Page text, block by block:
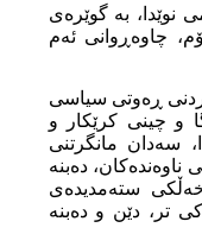
نوێدا، بە گوێرەی
چاوەڕوانی ئەم
ڕەوتی سیاسی
و چینی کرێکار و
سەدان مانگرتنی
دەبنە
ستەمدیدەی
تر، دێن و دەبنە